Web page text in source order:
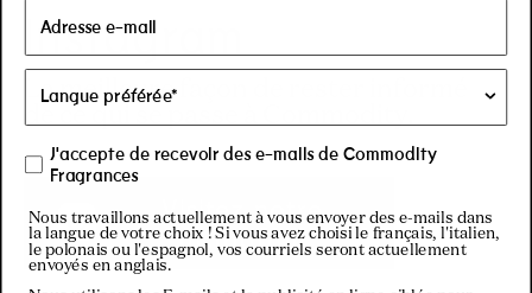
Instagram
La meilleure façon de rester informé
Visitez notre
Instagram
J'accepte de recevoir des e-mails de Commodity
Fragrances
Nous travaillons actuellement à vous envoyer des e-mails dans
la langue de votre choix ! Si vous avez choisi le français, l'italien,
le polonais ou l'espagnol, vos courriels seront actuellement
envoyés en anglais.